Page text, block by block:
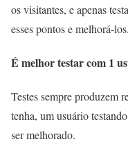
os visitantes, e apenas
esses pontos e melhorá-los.
É melhor testar com 1
Testes sempre produzem
tenha, um usuário
ser melhorado.